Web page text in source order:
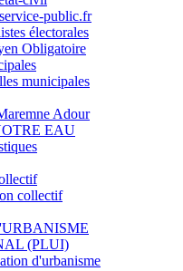
public.fr
électorales
Obligatoire
municipales
Adour
EAU
collectif
(PLUI)
d'urbanisme